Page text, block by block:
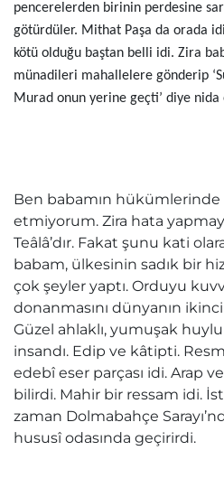
pencerelerden birinin perdesine
götürdüler. Mithat Paşa da orada
kötü olduğu baştan belli idi. Zira
münadileri mahallelere gönderip
Murad onun yerine geçti’ diye
Ben babamın hükümlerinde
etmiyorum. Zira hata
Teâlâ’dır. Fakat şunu kati
babam, ülkesinin sadık bir
çok şeyler yaptı. Orduyu
donanmasını dünyanın
Güzel ahlaklı, yumuşak
insandı. Edip ve kâtipti.
edebî eser parçası idi. Arap
bilirdi. Mahir bir ressam idi.
zaman Dolmabahçe
hususî odasında geçirirdi.